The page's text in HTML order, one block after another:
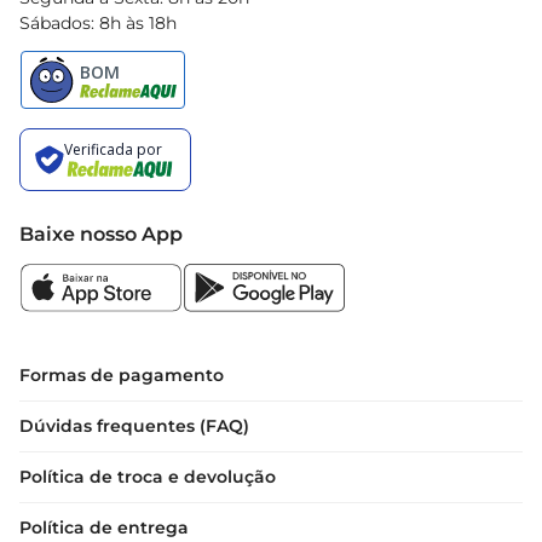
Sábados: 8h às 18h
Baixe nosso App
Formas de pagamento
Dúvidas frequentes (FAQ)
Política de troca e devolução
Política de entrega